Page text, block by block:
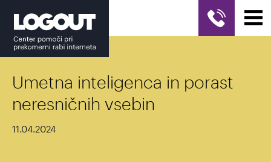
Umetna inteligenca in porast
neresničnih vsebin
11.04.2024